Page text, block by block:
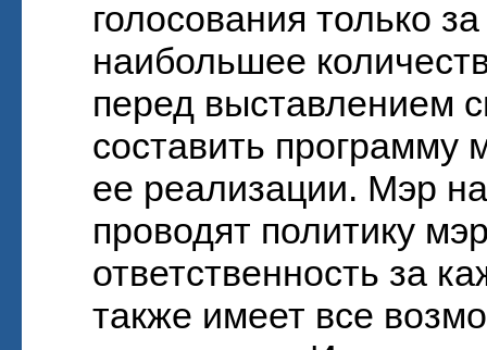
голосования только
наибольшее
перед выставлением
составить программу
ее реализации. Мэр
проводят политику
ответственность за
также имеет все